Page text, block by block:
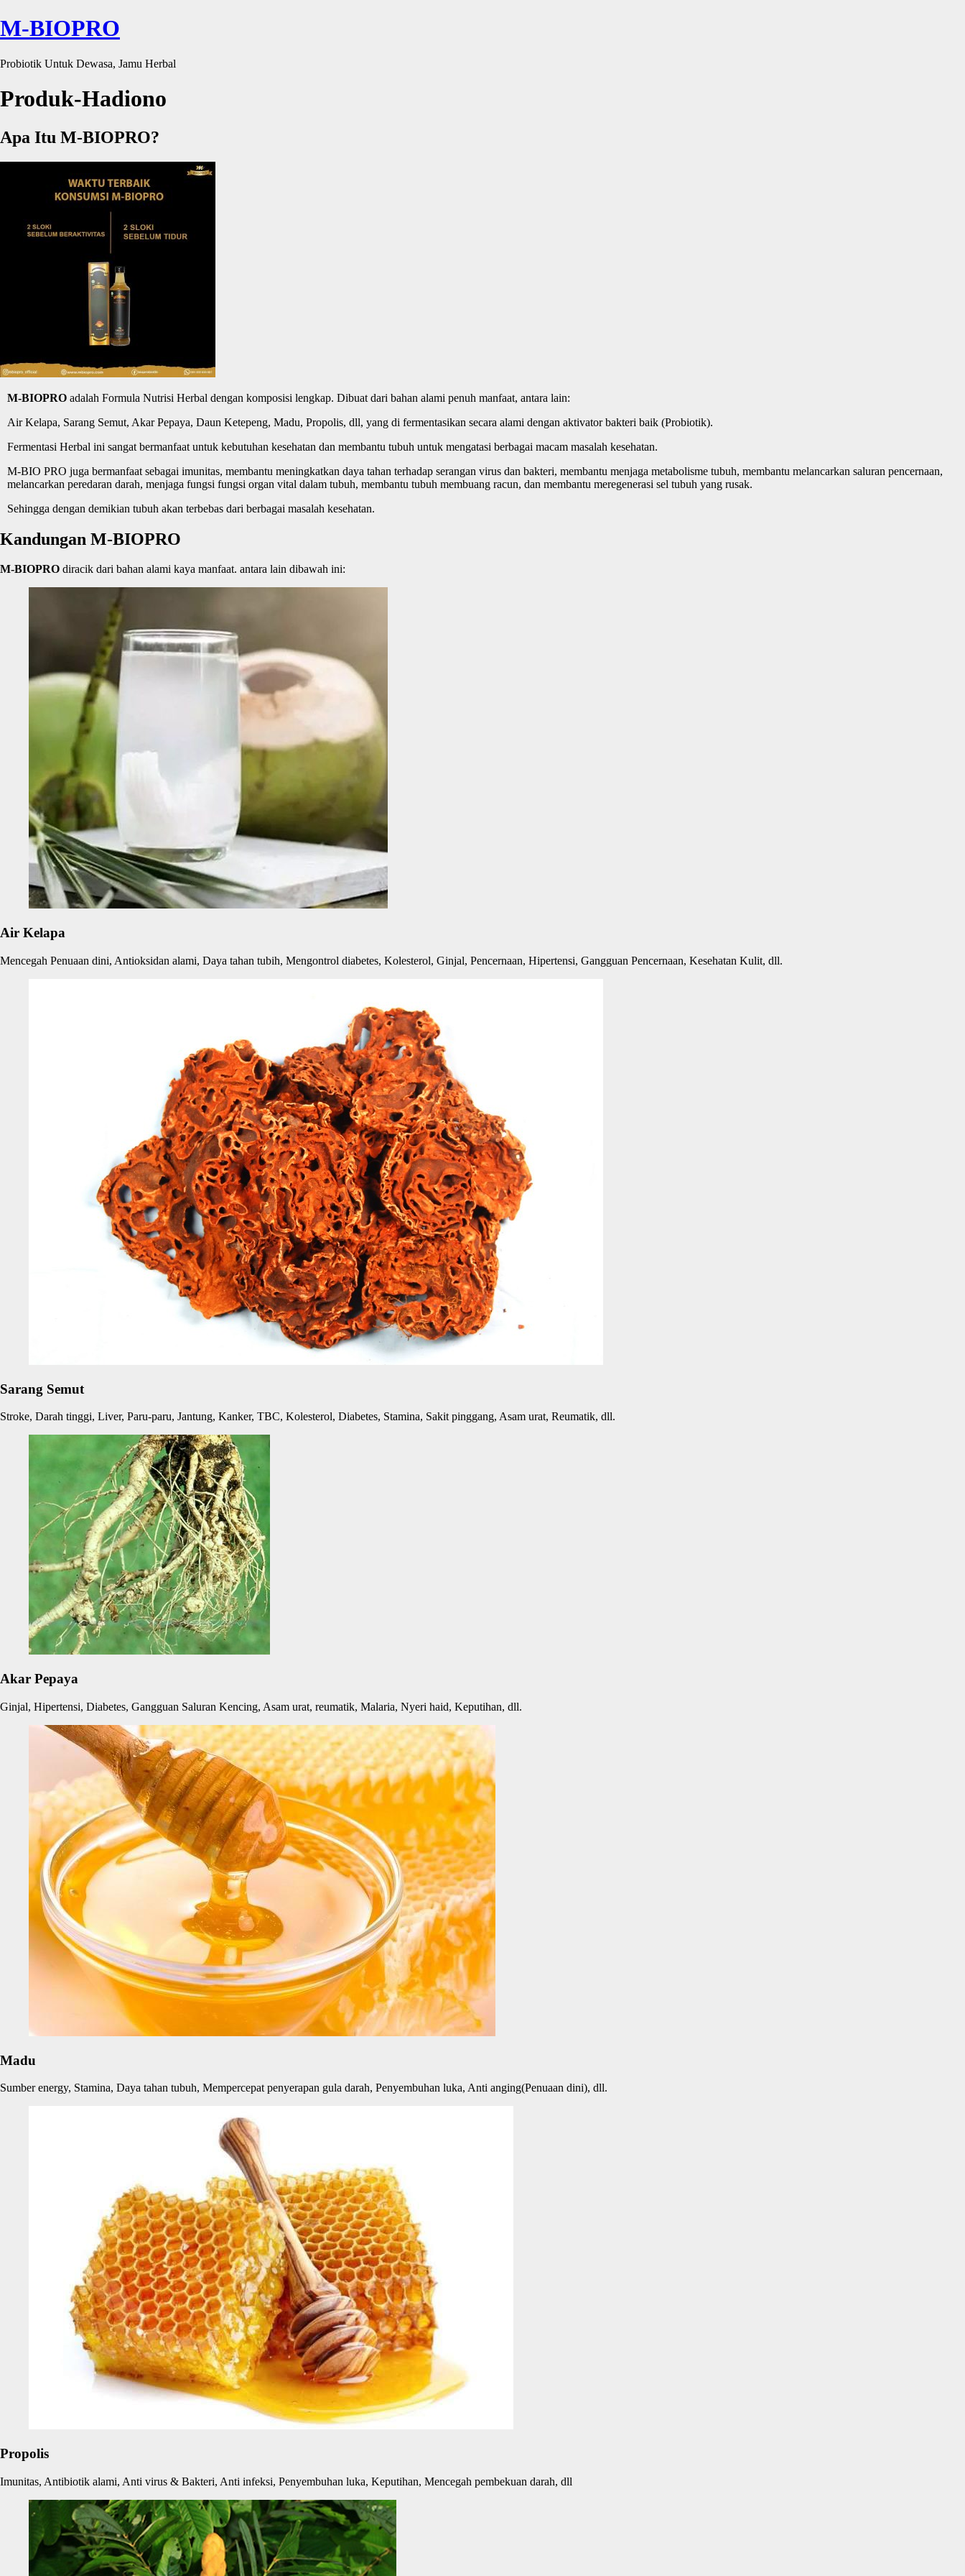
M-BIOPRO
Probiotik Untuk Dewasa, Jamu Herbal
Produk-Hadiono
Apa Itu M-BIOPRO?
M-BIOPRO adalah Formula Nutrisi Herbal dengan komposisi lengkap. Dibuat dari bahan alami penuh manfaat, antara lain:
Air Kelapa, Sarang Semut, Akar Pepaya, Daun Ketepeng, Madu, Propolis, dll, yang di fermentasikan secara alami dengan aktivator bakteri baik (Probiotik).
Fermentasi Herbal ini sangat bermanfaat untuk kebutuhan kesehatan dan membantu tubuh untuk mengatasi berbagai macam masalah kesehatan.
M-BIO PRO juga bermanfaat sebagai imunitas, membantu meningkatkan daya tahan terhadap serangan virus dan bakteri, membantu menjaga metabolisme tubuh, membantu melancarkan saluran pencernaan,
melancarkan peredaran darah, menjaga fungsi fungsi organ vital dalam tubuh, membantu tubuh membuang racun, dan membantu meregenerasi sel tubuh yang rusak.
Sehingga dengan demikian tubuh akan terbebas dari berbagai masalah kesehatan.
Kandungan M-BIOPRO
M-BIOPRO diracik dari bahan alami kaya manfaat. antara lain dibawah ini:
Air Kelapa
Mencegah Penuaan dini, Antioksidan alami, Daya tahan tubih, Mengontrol diabetes, Kolesterol, Ginjal, Pencernaan, Hipertensi, Gangguan Pencernaan, Kesehatan Kulit, dll.
Sarang Semut
Stroke, Darah tinggi, Liver, Paru-paru, Jantung, Kanker, TBC, Kolesterol, Diabetes, Stamina, Sakit pinggang, Asam urat, Reumatik, dll.
Akar Pepaya
Ginjal, Hipertensi, Diabetes, Gangguan Saluran Kencing, Asam urat, reumatik, Malaria, Nyeri haid, Keputihan, dll.
Madu
Sumber energy, Stamina, Daya tahan tubuh, Mempercepat penyerapan gula darah, Penyembuhan luka, Anti anging(Penuaan dini), dll.
Propolis
Imunitas, Antibiotik alami, Anti virus & Bakteri, Anti infeksi, Penyembuhan luka, Keputihan, Mencegah pembekuan darah, dll